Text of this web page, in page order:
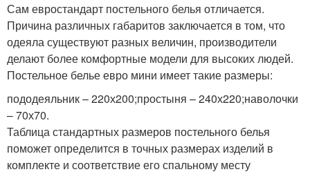
Сам евростандарт постельного белья отличается.
Причина различных габаритов заключается в том, что
одеяла существуют разных величин, производители
делают более комфортные модели для высоких людей.
Постельное белье евро мини имеет такие размеры:
пододеяльник – 220х200;простыня – 240х220;наволочки
– 70х70.
Таблица стандартных размеров постельного белья
поможет определится в точных размерах изделий в
комплекте и соответствие его спальному месту